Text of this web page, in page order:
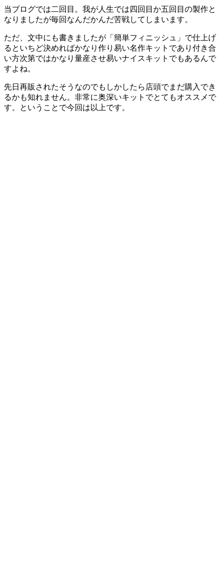
当ブログでは二回目。我が人生では四回目か五回目の製作と
なりましたが毎回なんだかんだ苦戦してしまいます。
ただ、文中にも書きましたが「簡単フィニッシュ」で仕上げ
るといちど決めればかなり作り易い名作キットであり付き合
い方次第ではかなり量産させ易いナイスキットでもあるんで
すよね。
先日再販されたそうなのでもしかしたら店頭でまだ購入でき
るかも知れません。非常に奥深いキットでとてもオススメで
す。ということで今回は以上です。